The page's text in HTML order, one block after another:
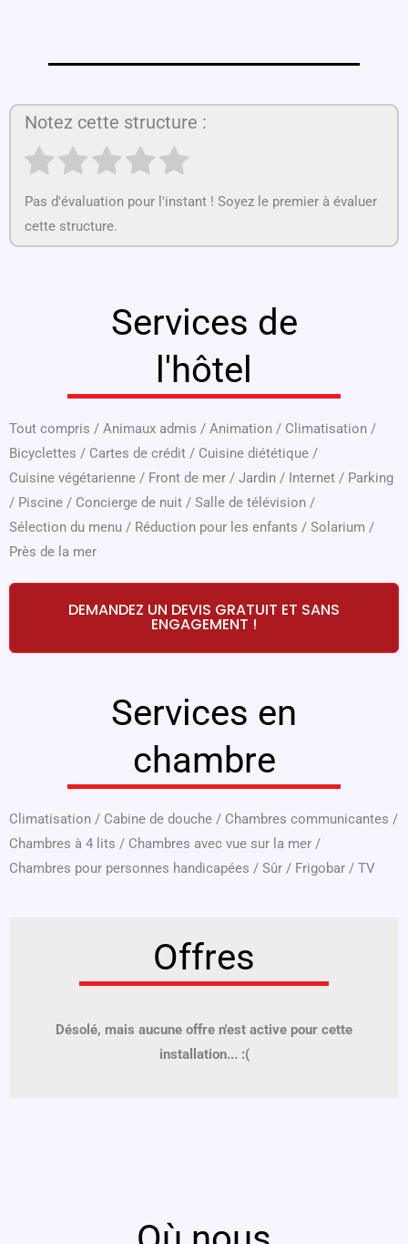
Notez cette structure :
Pas d'évaluation pour l'instant ! Soyez le premier à évaluer
cette structure.
Services de
l'hôtel
Tout compris / Animaux admis / Animation / Climatisation /
Bicyclettes / Cartes de crédit / Cuisine diététique /
Cuisine végétarienne / Front de mer / Jardin / Internet / Parking
/ Piscine / Concierge de nuit / Salle de télévision /
Sélection du menu / Réduction pour les enfants / Solarium /
Près de la mer
DEMANDEZ UN DEVIS GRATUIT ET SANS
ENGAGEMENT !
Services en
chambre
Climatisation / Cabine de douche / Chambres communicantes /
Chambres à 4 lits / Chambres avec vue sur la mer /
Chambres pour personnes handicapées / Sûr / Frigobar / TV
Offres
Désolé, mais aucune offre n'est active pour cette
installation... :(